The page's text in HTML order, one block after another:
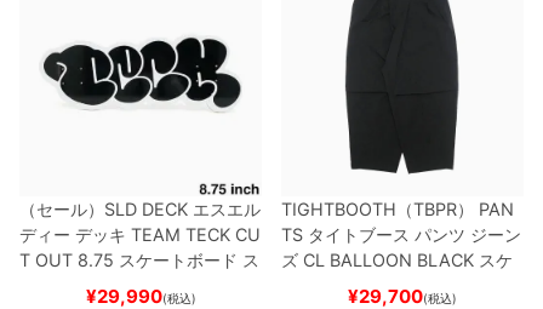
（セール） SLD DECK エスエル
ディー デッキ TEAM TECK CU
T OUT 8.75 スケートボード ス
¥29,990(税込)
TIGHTBOOTH（TBPR） PAN
TS タイトブース パンツ ジーン
ズ CL BALLOON BLACK スケ
ートボード スケボー
¥29,700(税込)